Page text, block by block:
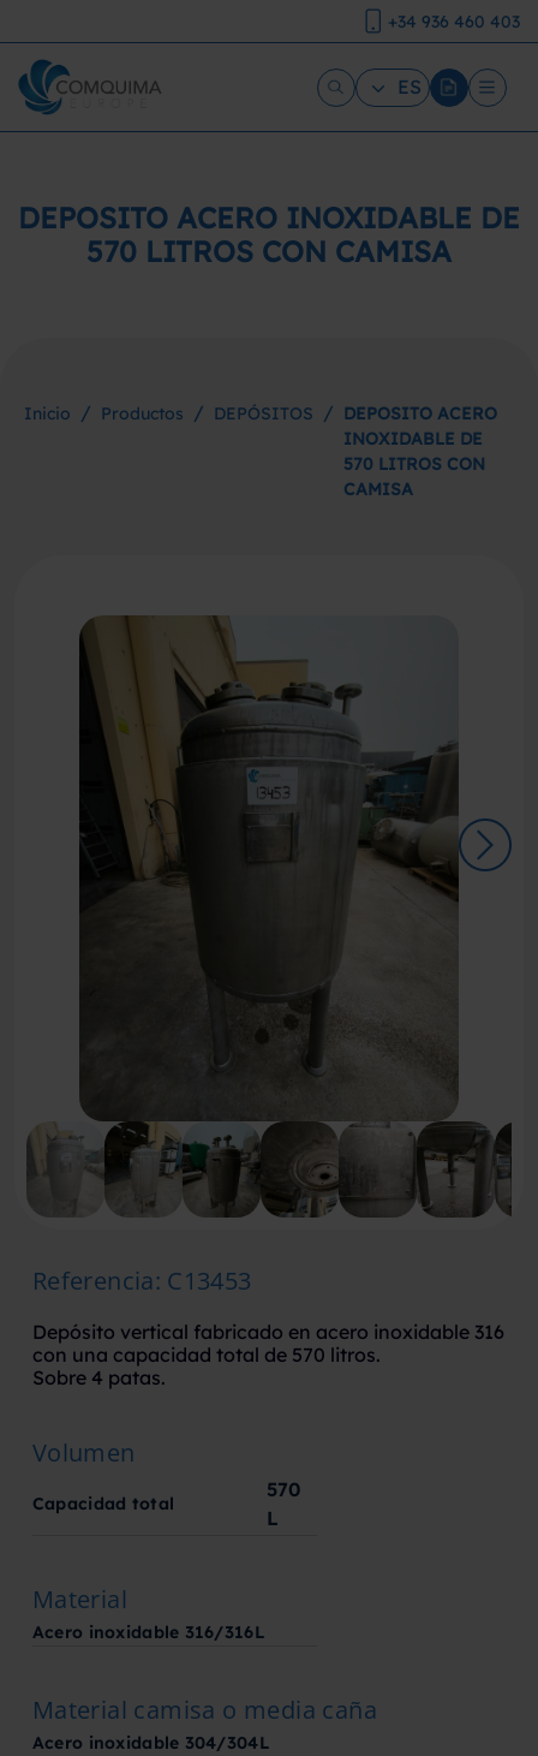
+34 936 460 403
ES
DEPOSITO ACERO INOXIDABLE DE
570 LITROS CON CAMISA
Inicio / Productos / DEPÓSITOS / DEPOSITO ACERO
INOXIDABLE DE
570 LITROS CON
CAMISA
Referencia: C13453
Depósito vertical fabricado en acero inoxidable 316
con una capacidad total de 570 litros.
Sobre 4 patas.
Volumen
Capacidad total
570
L
Material
Acero inoxidable 316/316L
Material camisa o media caña
Acero inoxidable 304/304L